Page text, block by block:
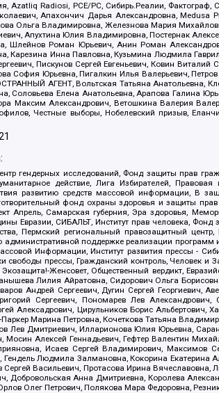
Radiosi, PCE/PC, Сибирь.Реалии, Фактограф,
Апахончич Дарья Александровна, Medusa
Ольга Владимировна, Железнова Мария
Апухтина Юлия Владимировна, Постернак
Шлейнов Роман Юрьевич, Анин Роман
Карезина Инна Павловна, Кузьмина Людмила
Пискунов Сергей Евгеньевич, Ковин Виталий
София Юрьевна, Пигалкин Илья Валерьевич,
АГЕНТ, Вольтская Татьяна Анатольевна,
Соловьева Елена Анатольевна, Арапова Галина
Максим Александрович, Ветошкина Валерия
Честные выборы, Нобелевский призыв,
гендерных исследований, Фонд защиты прав
действие, Лига Избирателей, Правовая
развитию средств массовой информации, В
фонд охраны здоровья и защиты
Апрель, Самарская губерния, Эра здоровья,
Евразии, СИБАЛЬТ, Институт прав человека, Фонд
Пермский региональный правозащитный
поддержке реализации программ и
Информации, Институт развития прессы -
прессы, Гражданский контроль, Человек
Женсовет, Общественный вердикт,
Лилия Айратовна, Сидорович Ольга
Андрей Сергеевич, Дугин Сергей Георгиевич,
Сергеевич, Пономарев Лев
Алексадрович, Цирульников Борис
Марина Петровна, Кочеткова Татьяна
Лев Дмитриевич, Илларионова Юлия Юрьевна,
Алексей Геннадьевич, Гефтер Валентин
Исаев Сергей Владимирович, Максимов
Людмила Залмановна, Кокорина
Васильевич, Протасова Ирина Вячеславовна,
Анна Дмитриевна, Королева
Олег Петрович, Полякова Мара Федоровна,